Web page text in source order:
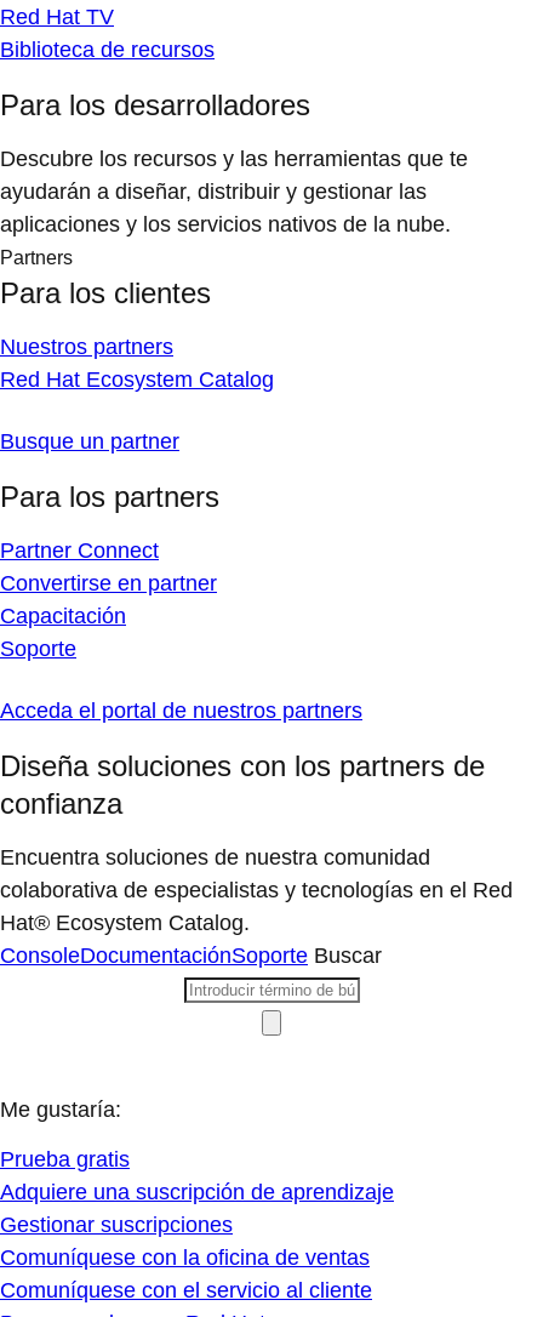
Red Hat TV
Biblioteca de recursos
Para los desarrolladores
Descubre los recursos y las herramientas que te
ayudarán a diseñar, distribuir y gestionar las
aplicaciones y los servicios nativos de la nube.
Partners
Para los clientes
Nuestros partners
Red Hat Ecosystem Catalog
Busque un partner
Para los partners
Partner Connect
Convertirse en partner
Capacitación
Soporte
Acceda el portal de nuestros partners
Diseña soluciones con los partners de
confianza
Encuentra soluciones de nuestra comunidad
colaborativa de especialistas y tecnologías en el Red
Hat® Ecosystem Catalog.
ConsoleDocumentaciónSoporte Buscar
Me gustaría:
Prueba gratis
Adquiere una suscripción de aprendizaje
Gestionar suscripciones
Comuníquese con la oficina de ventas
Comuníquese con el servicio al cliente